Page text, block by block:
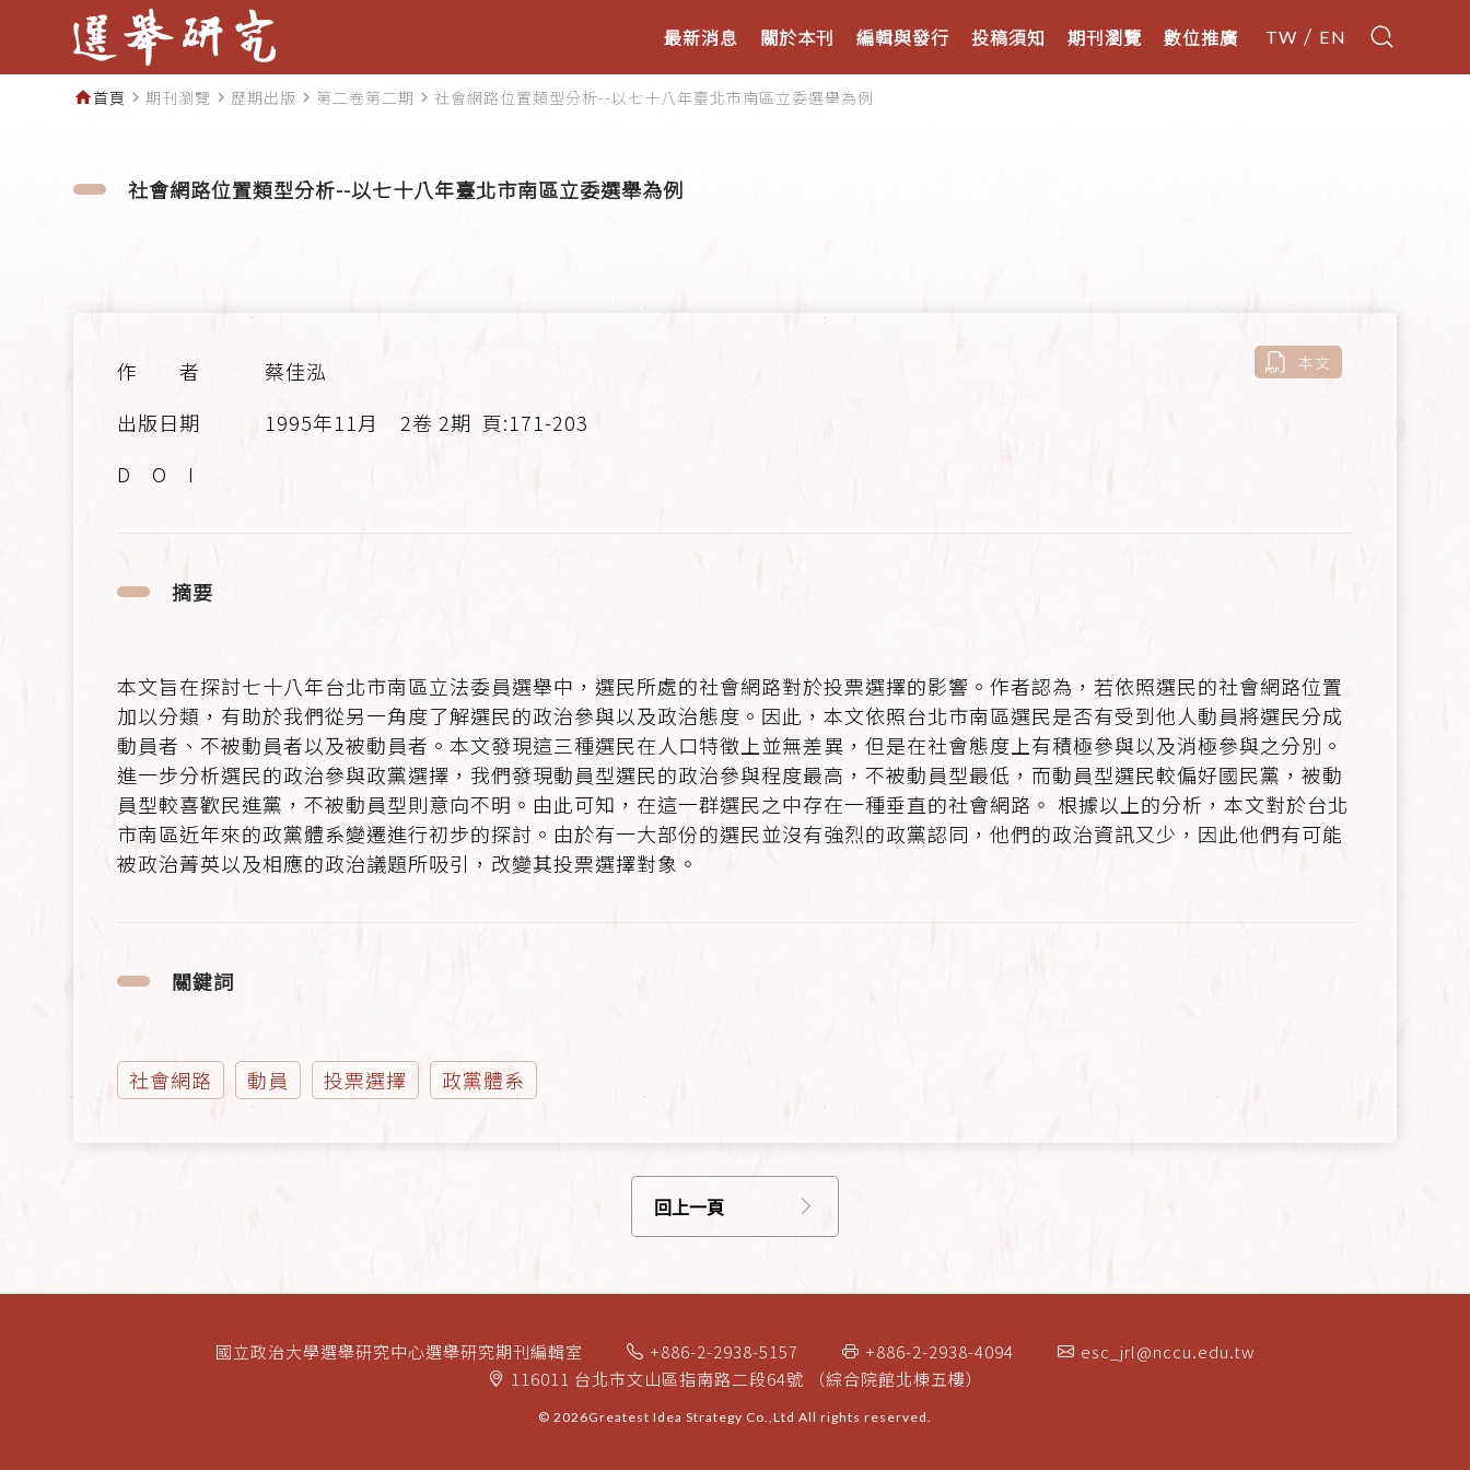
TW EN
最新消息 關於本刊 編輯與發行 投稿須知 期刊瀏覽 數位推廣
home首頁 navigate_next期刊瀏覽 navigate_next 歷期出版 navigate_next 第二卷第二期 navigate_next社會網路位置類型分析--以七十八年臺北市南區立委選舉為例
社會網路位置類型分析--以七十八年臺北市南區立委選舉為例
蔡佳泓
1995年11月
2卷 2期 頁:171-203
本文
摘要
本文旨在探討七十八年台北市南區立法委員選舉中，選民所處的社會網路對於投票選擇的影響。作者認為，若依照選民的社會網路位置
加以分類，有助於我們從另一角度了解選民的政治參與以及政治態度。因此，本文依照台北市南區選民是否有受到他人動員將選民分成
動員者、不被動員者以及被動員者。本文發現這三種選民在人口特徵上並無差異，但是在社會態度上有積極參與以及消極參與之分別。
進一步分析選民的政治參與政黨選擇，我們發現動員型選民的政治參與程度最高，不被動員型最低，而動員型選民較偏好國民黨，被動
員型較喜歡民進黨，不被動員型則意向不明。由此可知，在這一群選民之中存在一種垂直的社會網路。 根據以上的分析，本文對於台北
市南區近年來的政黨體系變遷進行初步的探討。由於有一大部份的選民並沒有強烈的政黨認同，他們的政治資訊又少，因此他們有可能
被政治菁英以及相應的政治議題所吸引，改變其投票選擇對象。
關鍵詞
社會網路 動員 投票選擇 政黨體系
回上一頁
國立政治大學選舉研究中心選舉研究期刊編輯室 +886-2-2938-5157 +886-2-2938-4094
esc_jrl@nccu.edu.tw
116011 台北市文山區指南路二段64號 （綜合院館北棟五樓）
© 2026Greatest Idea Strategy Co.,Ltd All rights reserved.